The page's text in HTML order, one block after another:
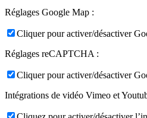
Réglages Google Map :
Cliquer pour activer/désactiver
Réglages reCAPTCHA :
Cliquer pour activer/désactiver
Intégrations de vidéo Vimeo et